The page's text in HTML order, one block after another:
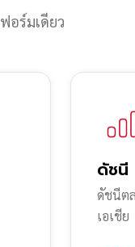
อร์มเดียว
ดัชนี
ดัชนีต
เอเชีย